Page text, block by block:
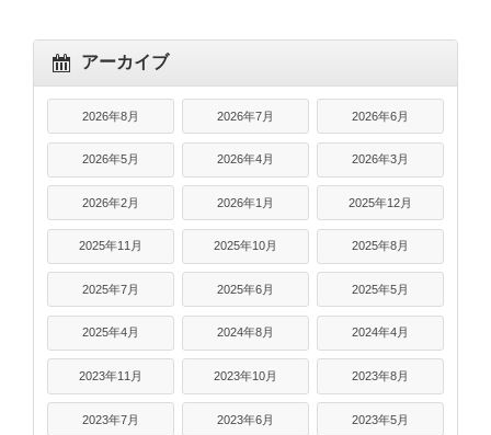
アーカイブ
2026年8月 2026年7月 2026年6月
2026年5月 2026年4月 2026年3月
2026年2月 2026年1月 2025年12月
2025年11月 2025年10月 2025年8月
2025年7月 2025年6月 2025年5月
2025年4月 2024年8月 2024年4月
2023年11月 2023年10月 2023年8月
2023年7月 2023年6月 2023年5月